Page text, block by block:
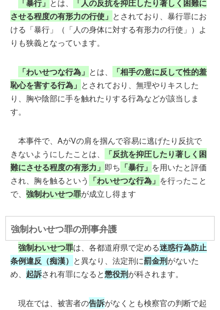
「暴行」 とは、
「人の反抗を抑圧したり著しく困難に
させる程度の有形力の行使」 とされており、暴行罪にお
ける「暴行」（「人の身体に対する有形力の行使」）よ
りも狭義となっています。
「わいせつな行為」 とは、
「相手の意に反して性的羞
恥心を害する行為」 とされており、無理やりキスした
り、胸や陰部に手を触れたりする行為などが該当しま
す。
本事件で、AがVの肩を掴んで容易に逃げたり反抗で
きないようにしたことは、
「反抗を抑圧したり著しく困
難にさせる程度の有形力」 即ち 「暴行」 を用いたと評価
され、胸を触るという 「わいせつな行為」 を行ったこと
で、強制わいせつ罪が成立し得ます
強制わいせつ罪の刑事弁護
強制わいせつ罪は、各都道府県で定める迷惑行為防止
条例違反（痴漢） と異なり、法定刑に罰金刑がないた
め、 起訴され有罪になると懲役刑が科されます。
現在では、被害者の告訴がなくとも検察官の判断で起